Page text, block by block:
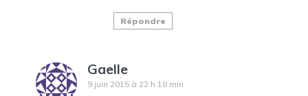
Répondre
Gaelle
9 juin 2015 à 22 h 18 min